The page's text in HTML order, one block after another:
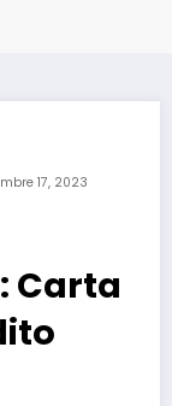
17, 2023
Carta